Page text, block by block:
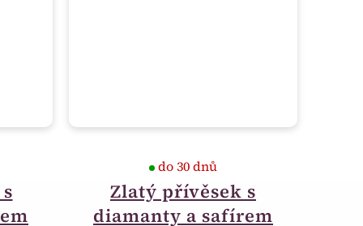
Zlatý přívěsek s
diamanty a safírem
do 30 dnů